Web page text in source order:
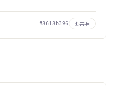
#8618b396 共有